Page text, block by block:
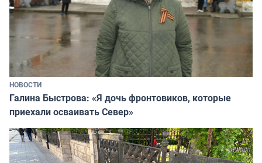
НОВОСТИ
Галина Быстрова: «Я дочь фронтовиков, которые
приехали осваивать Север»